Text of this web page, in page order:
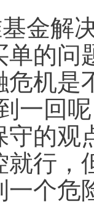
金解
单的问
危机是
一回
守的观
就行，
一个危